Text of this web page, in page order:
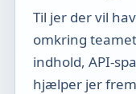
Til jer der vil
omkring
indhold, API-
hjælper jer